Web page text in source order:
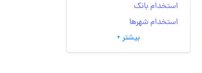
استخدام بانک
استخدام شهرها
انتخاب مسیر شغلی
به‌روزرسانی‌های سایت
بیشتر +